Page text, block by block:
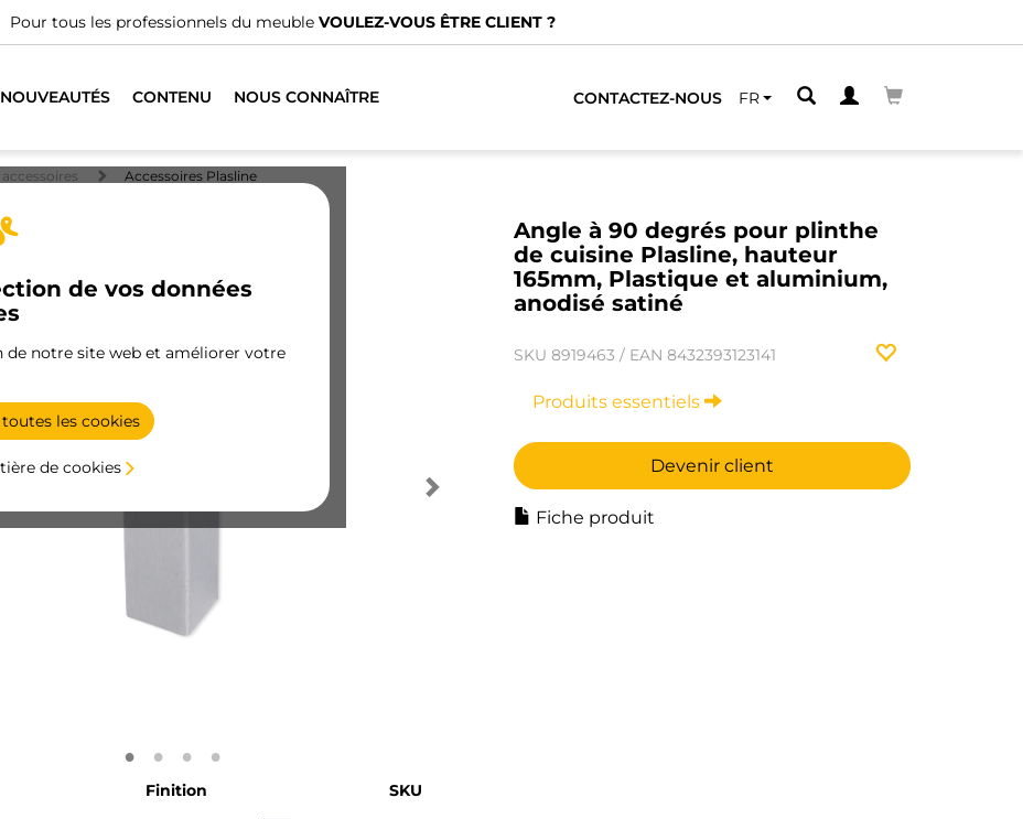
Pour tous les professionnels du meuble VOULEZ-VOUS ÊTRE CLIENT ?
NOUVEAUTÉS CONTENU NOUS CONNAÎTRE CONTACTEZ-NOUS FR
de vos données
de notre site web et améliorer votre
les cookies
de cookies
Accessoires Plasline
Angle à 90 degrés pour plinthe
de cuisine Plasline, hauteur
165mm, Plastique et aluminium,
anodisé satiné
SKU 8919463 / EAN 8432393123141
Produits essentiels
Devenir client
Fiche produit
Finition
SKU